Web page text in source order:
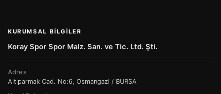
KURUMSAL BILGILER
Koray Spor Spor Malz. San. ve Tic. Ltd. Şti.
Adres
Altıparmak Cad. No:6, Osmangazi / BURSA